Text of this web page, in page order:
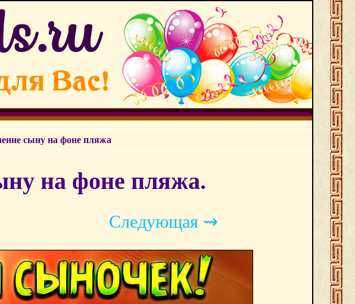
сыну на фоне пляжа
на фоне пляжа.
Следующая ⇝